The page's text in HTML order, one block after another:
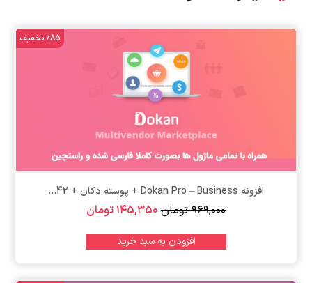
%85 تخفیف
افزونه Dokan Pro – Business + پوسته دکان + 42...
۹۶۹,۰۰۰ تومان ۱۴۵,۳۵۰تومان
افزودن به سبد خرید